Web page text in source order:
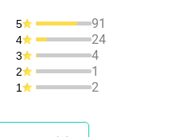
5 91
4 24
3 4
2 1
1 2